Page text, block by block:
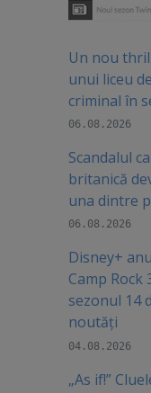
Un nou
unui liceu
criminal în
06.08.2026
Scandalul
britanică
una dintre
06.08.2026
Disney+
Camp Rock
sezonul 14
noutăți
04.08.2026
„As if!”